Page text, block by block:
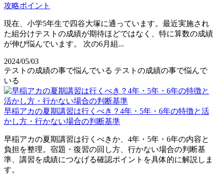
攻略ポイント
現在、小学5年生で四谷大塚に通っています。最近実施され
た組分けテストの成績が期待ほどではなく、特に算数の成績
が伸び悩んでいます。 次の6月組...
2024/05/03
テストの成績の事で悩んでいる テストの成績の事で悩んで
いる
早稲アカの夏期講習は行くべき？4年・5年・6年の特徴と活
かし方・行かない場合の判断基準
早稲アカの夏期講習は行くべきか、4年・5年・6年の内容と
負担を整理。宿題・復習の回し方、行かない場合の判断基
準、講習を成績につなげる確認ポイントを具体的に解説しま
す。